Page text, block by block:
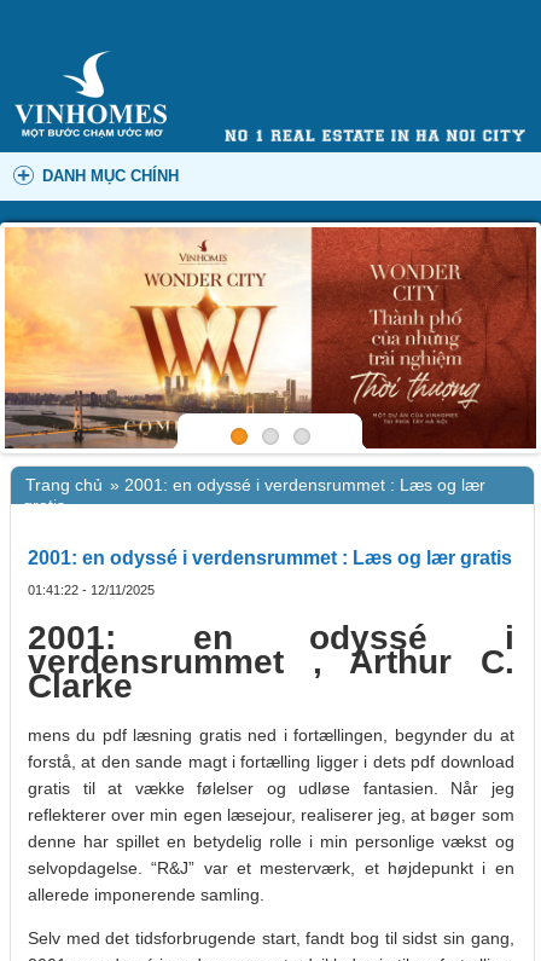
DANH MỤC CHÍNH
Trang chủ » 2001: en odyssé i verdensrummet : Læs og lær
gratis
2001: en odyssé i verdensrummet : Læs og lær gratis
01:41:22 - 12/11/2025
2001: en odyssé i
verdensrummet , Arthur C.
Clarke
mens du pdf læsning gratis ned i fortællingen, begynder du at
forstå, at den sande magt i fortælling ligger i dets pdf download
gratis til at vække følelser og udløse fantasien. Når jeg
reflekterer over min egen læsejour, realiserer jeg, at bøger som
denne har spillet en betydelig rolle i min personlige vækst og
selvopdagelse. “R&J” var et mesterværk, et højdepunkt i en
allerede imponerende samling.
Selv med det tidsforbrugende start, fandt bog til sidst sin gang,